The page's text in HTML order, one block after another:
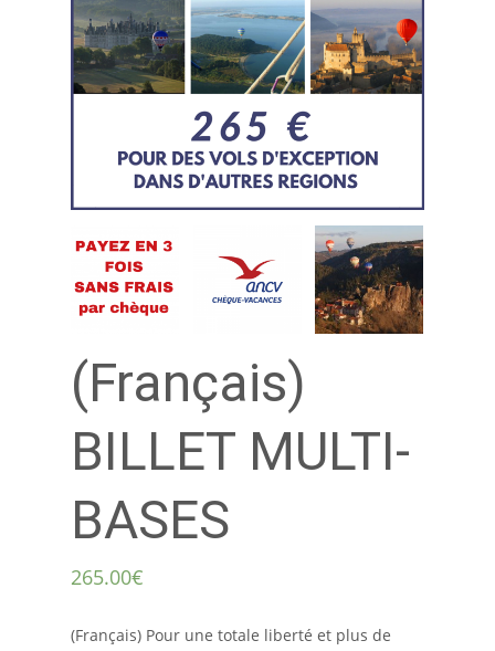
(Français)
BILLET MULTI-
BASES
265.00€
(Français) Pour une totale liberté et plus de